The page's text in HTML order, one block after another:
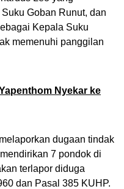
Goban Runut, dan
Kepala Suku
memenuhi panggilan
Nyekar ke
dugaan tindak
7 pondok di
terlapor diduga
dan Pasal 385 KUHP.